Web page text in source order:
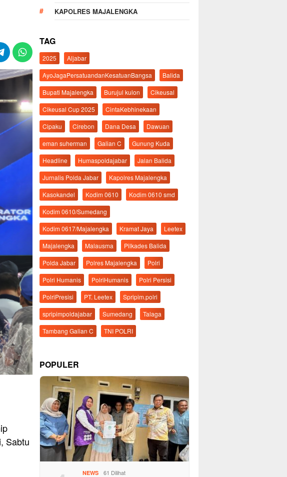
Sabtu
KAPOLRES MAJALENGKA
TAG
2025
Aljabar
AyoJagaPersatuandanKesatuanBangsa
Balida
Bupati Majalengka
Burujul kulon
Cikeusal
Cikeusal Cup 2025
CintaKebhinekaan
Cipaku
Cirebon Dana Desa
Dawuan
eman suherman
Galian C
Gunung Kuda
Headline
Humaspoldajabar
Jalan Balida
Jurnalis Polda Jabar
Kapolres Majalengka
Kasokandel
Kodim 0610
Kodim 0610 smd
Kodim 0610/Sumedang
Kodim 0617/Majalengka
Kramat Jaya
Leetex
Majalengka
Malausma
Pilkades Balida
Polda Jabar
Polres Majalengka
Polri
Polri Humanis
PolriHumanis
Polri Persisi
PolriPresisi
PT. Leetex
Spripim.polri
spripimpoldajabar
Sumedang
Talaga
Tambang Galian C
TNI POLRI
POPULER
NEWS 61 Dilihat